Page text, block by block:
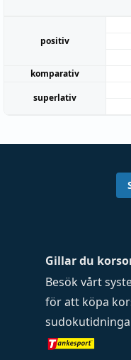
positiv
komparativ
superlativ
Gillar du
Besök vårt
för att köpa